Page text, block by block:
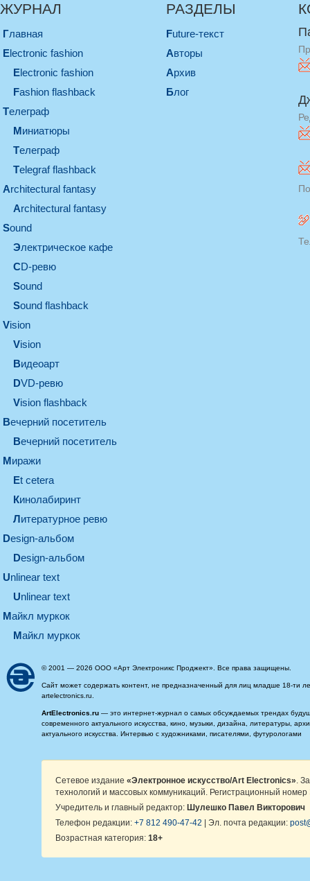
ЖУРНАЛ
Главная
electronic fashion
electronic fashion
Fashion flashback
телеграф
миниатюры
телеграф
Telegraf flashback
architectural fantasy
architectural fantasy
sound
электрическое кафе
CD-ревю
sound
Sound flashback
vision
vision
видеоарт
DVD-ревю
Vision flashback
вечерний посетитель
вечерний посетитель
миражи
et cetera
кинолабиринт
литературное ревю
design-альбом
design-альбом
unlinear text
Unlinear text
майкл муркок
майкл муркок
РАЗДЕЛЫ
Future-текст
Авторы
Архив
Блог
© 2001 — 2026 ООО «Арт Электроникс Проджект». Все права защищены.
Сайт может содержать контент, не предназначенный для лиц младше 18-ти
artelectronics.ru.
ArtElectronics.ru — это интернет-журнал о самых обсуждаемых трендах
современного актуального искусства, кино, музыки, дизайна, литературы,
актуального искусства. Интервью с художниками, писателями, футурологами
Сетевое издание «Электронное искусство/Art Electronics» .
технологий и массовых коммуникаций. Регистрационный
Учредитель и главный редактор: Шулешко Павел Викторович
Телефон редакции: +7 812 490-47-42 | Эл. почта редакции:
Возрастная категория: 18+